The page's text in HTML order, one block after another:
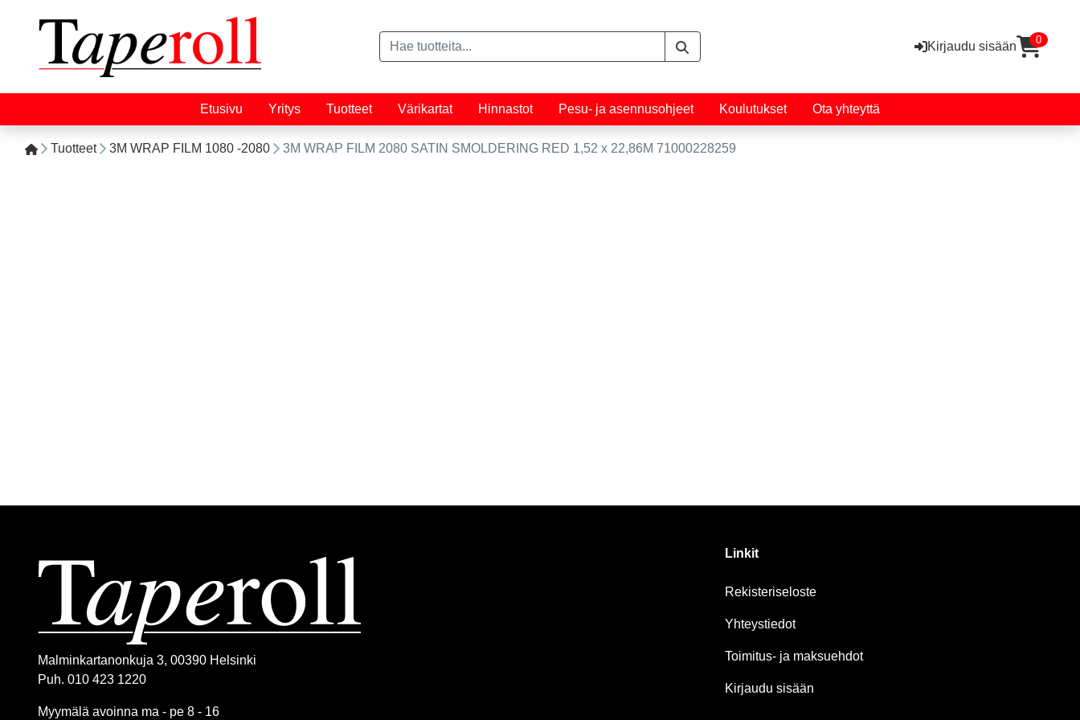
Kirjaudu sisään 0
Etusivu Yritys Tuotteet Värikartat Hinnastot Pesu- ja asennusohjeet Koulutukset Ota yhteyttä
Tuotteet 3M WRAP FILM 1080 -2080 3M WRAP FILM 2080 SATIN SMOLDERING RED 1,52 x 22,86M 71000228259
Malminkartanonkuja 3, 00390 Helsinki
Puh. 010 423 1220
Myymälä avoinna ma - pe 8 - 16
Linkit
Rekisteriseloste
Yhteystiedot
Toimitus- ja maksuehdot
Kirjaudu sisään